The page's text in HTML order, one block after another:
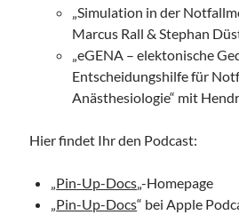
„Simulation in der
Marcus Rall & Stephan
„eGENA – elektonische
Entscheidungshilfe für
Anästhesiologie“ mit
Hier findet Ihr den Podcast:
„Pin-Up-Docs„-Homepage
„Pin-Up-Docs“ bei Apple